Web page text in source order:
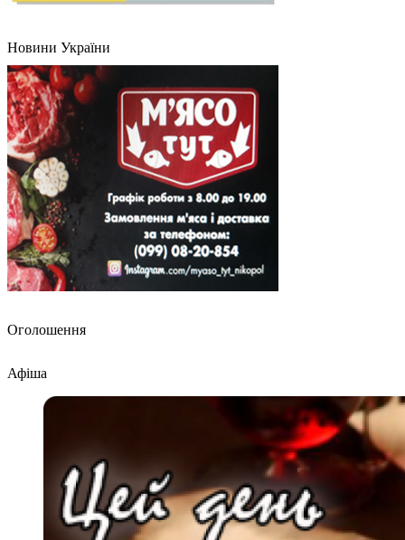
Новини України
Оголошення
Афіша